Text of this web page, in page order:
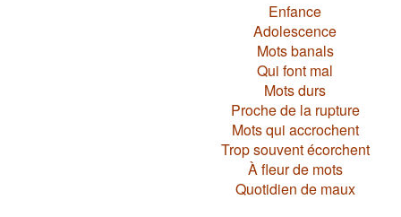
Enfance
Adolescence
Mots banals
Qui font mal
Mots durs
Proche de la rupture
Mots qui accrochent
Trop souvent écorchent
À fleur de mots
Quotidien de maux